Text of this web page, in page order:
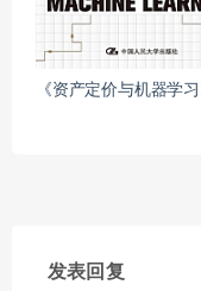
《资产定价与机器学习
发表回复